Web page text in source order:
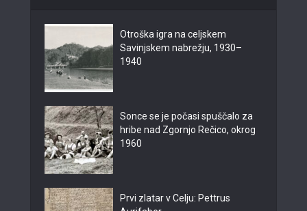
Otroška igra na celjskem
Savinjskem nabrežju, 1930–
1940
Sonce se je počasi spuščalo za
hribe nad Zgornjo Rečico, okrog
1960
Prvi zlatar v Celju: Pettrus